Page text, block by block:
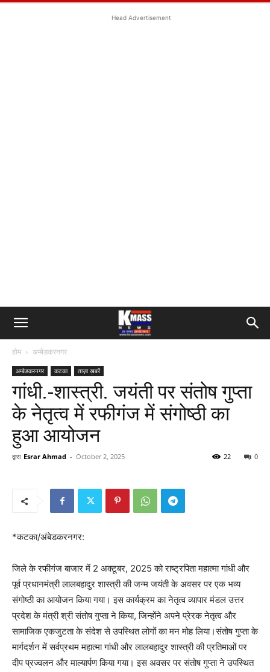
Head Advertisement
होम अम्बेडकरनगर
अम्बेडकरनगर कटका ताज़ा ख़बरें
गांधी.-शास्त्री. जयंती पर संतोष गुप्ता
के नेतृत्व में रफीगंज में संगोष्ठी का
हुआ आयोजन
द्वारा Esrar Ahmad - October 2, 2025 0
22
*कटका/अंबेडकरनगर:
जिले के रफीगंज बाजार में 2 अक्टूबर, 2025 को राष्ट्रपिता महात्मा गांधी और
पूर्व प्रधानमंत्री लालबहादुर शास्त्री की जन्म जयंती के अवसर पर एक भव्य
संगोष्ठी का आयोजन किया गया। इस कार्यक्रम का नेतृत्व व्यापार मंडल उत्तर
प्रदेश के मंत्री श्री संतोष गुप्ता ने किया, जिन्होंने अपने प्रेरक नेतृत्व और
सामाजिक एकजुटता के संदेश से उपस्थित लोगों का मन मोह लिया।संतोष गुप्ता के
मार्गदर्शन में सर्वप्रथम महात्मा गांधी और लालबहादुर शास्त्री की प्रतिमाओं पर
दीप प्रज्वलन और माल्यार्पण किया गया। इस अवसर पर संतोष गुप्ता ने उपस्थित